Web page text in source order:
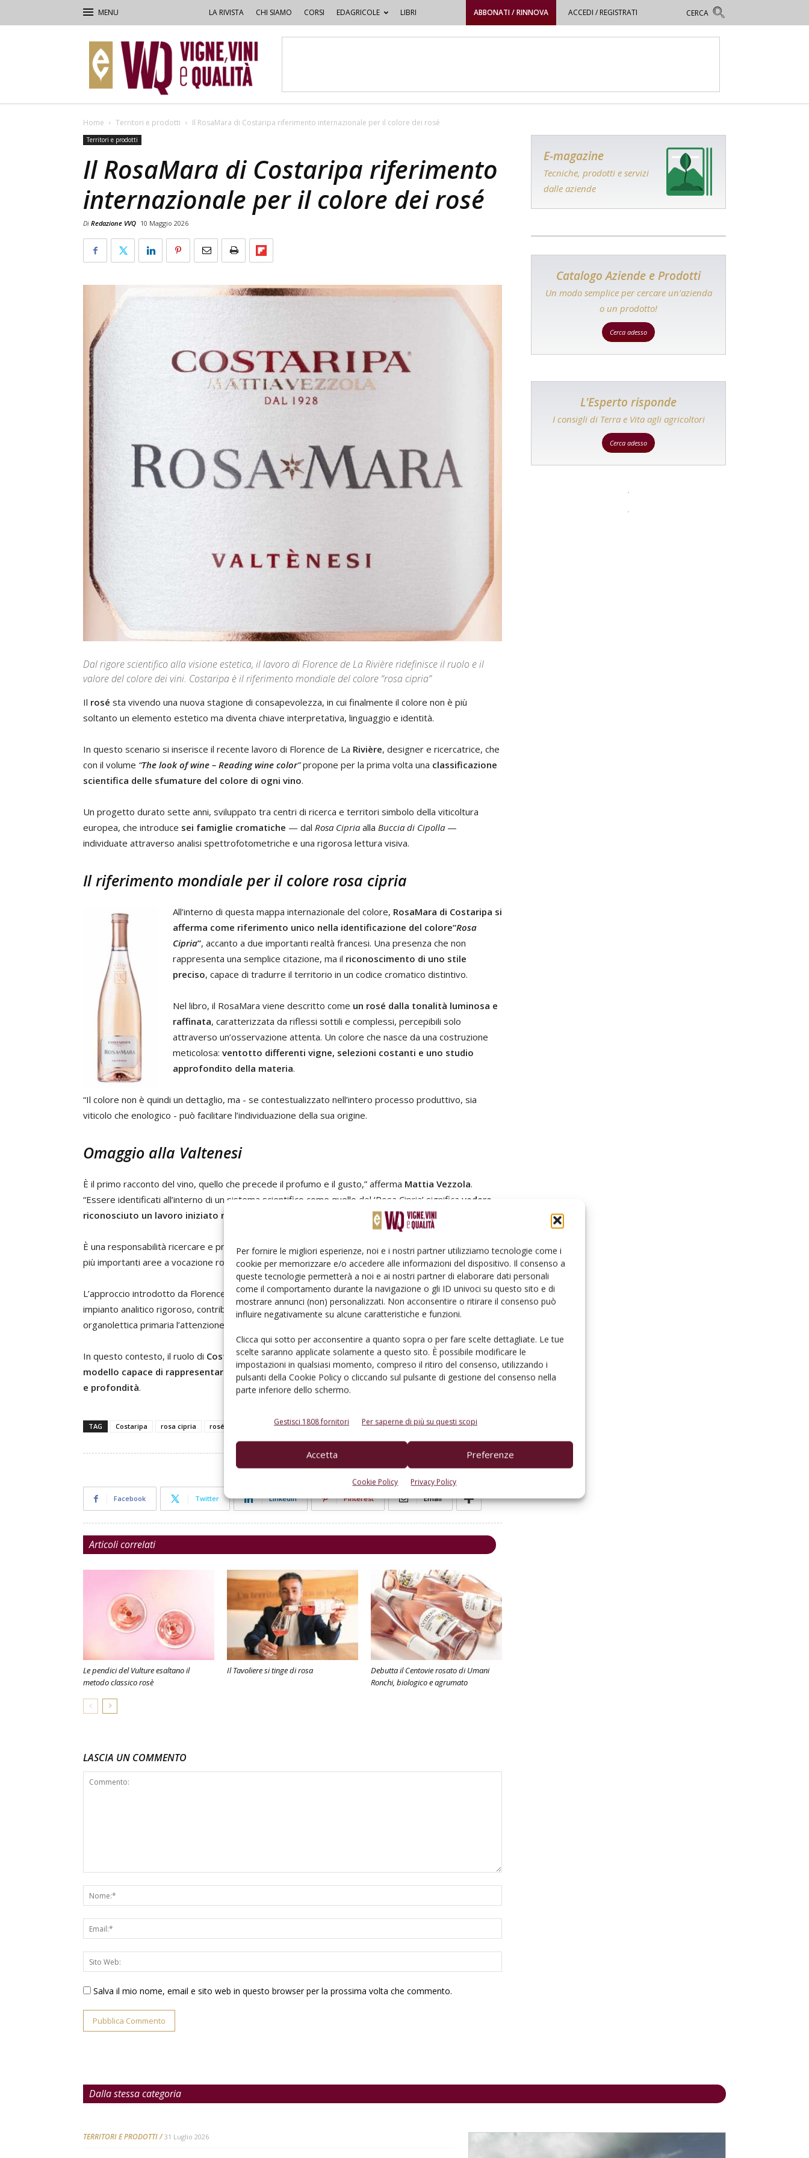
Per fornire le migliori esperienze, noi e i nostri partner utilizziamo tecnologie come i
cookie per memorizzare e/o accedere alle informazioni del dispositivo. Il consenso a
queste tecnologie permetterà a noi e ai nostri partner di elaborare dati personali
come il comportamento durante la navigazione o gli ID univoci su questo sito e di
mostrare annunci (non) personalizzati. Non acconsentire o ritirare il consenso può
influire negativamente su alcune caratteristiche e funzioni.
Clicca qui sotto per acconsentire a quanto sopra o per fare scelte dettagliate. Le tue
scelte saranno applicate solamente a questo sito. È possibile modificare le
impostazioni in qualsiasi momento, compreso il ritiro del consenso, utilizzando i
pulsanti della Cookie Policy o cliccando sul pulsante di gestione del consenso nella
parte inferiore dello schermo.
Gestisci 1808 fornitori Per saperne di più su questi scopi
Accetta Preferenze
Cookie Policy Privacy Policy
LA RIVISTA CHI SIAMO CORSI EDAGRICOLE LIBRI ABBONATI / RINNOVA ACCEDI / REGISTRATI
–
Vigne,
Vini
&
Home Territori e prodotti Il RosaMara di Costaripa riferimento internazionale per il colore dei rosé
Territori e prodotti
Il RosaMara di Costaripa riferimento
internazionale per il colore dei rosé
Di Redazione VVQ 10 Maggio 2026
Dal rigore scientifico alla visione estetica, il lavoro di Florence de La Rivière ridefinisce il ruolo e il
valore del colore dei vini. Costaripa è il riferimento mondiale del colore “rosa cipria”
Il rosé sta vivendo una nuova stagione di consapevolezza, in cui finalmente il colore non è più
soltanto un elemento estetico ma diventa chiave interpretativa, linguaggio e identità.
In questo scenario si inserisce il recente lavoro di Florence de La Rivière, designer e ricercatrice, che
con il volume “The look of wine – Reading wine color”propone per la prima volta una classificazione
scientifica delle sfumature del colore di ogni vino.
Un progetto durato sette anni, sviluppato tra centri di ricerca e territori simbolo della viticoltura
europea, che introduce sei famiglie cromatiche — dal Rosa Cipria alla Buccia di Cipolla —
individuate attraverso analisi spettrofotometriche e una rigorosa lettura visiva.
Il riferimento mondiale per il colore rosa cipria
All’interno di questa mappa internazionale del colore, RosaMara di Costaripa si
afferma come riferimento unico nella identificazione del colore“Rosa
Cipria”, accanto a due importanti realtà francesi. Una presenza che non
rappresenta una semplice citazione, ma il riconoscimento di uno stile
preciso, capace di tradurre il territorio in un codice cromatico distintivo.
Nel libro, il RosaMara viene descritto come un rosé dalla tonalità luminosa e
raffinata, caratterizzata da riflessi sottili e complessi, percepibili solo
attraverso un’osservazione attenta. Un colore che nasce da una costruzione
meticolosa: ventotto differenti vigne, selezioni costanti e uno studio
approfondito della materia.
“Il colore non è quindi un dettaglio, ma - se contestualizzato nell’intero processo produttivo, sia
viticolo che enologico - può facilitare l’individuazione della sua origine.
Omaggio alla Valtenesi
È il primo racconto del vino, quello che precede il profumo e il gusto,” afferma Mattia Vezzola.
“Essere identificati all’interno di un sistema scientifico come quello del ‘Rosa Cipria’ significa vedere
riconosciuto un lavoro iniziato nel 1928
, fatto di studio, precisione e rispetto del territorio.
È una responsabilità ricercare e proteggere l’identità storica del rosé dellaValtènesi, una delle due
più importanti aree a vocazione rosé nel mondo.
L’approccio introdotto da Florence de La Rivière, arricchito dalle immagini di Jérôme Beryon e da un
impianto analitico rigoroso, contribuisce a ridefinire i parametri di lettura del vino, unendo all’analisi
organolettica primaria l’attenzione su una dimensione visiva e culturale finalmente esplorata.
In questo contesto, il ruolo di Costaripaemerge con chiarezza: non solointerprete di uno stile, ma
modello capace di rappresentare nel mondo una visione del rosé che unisce eleganza, misura
e profondità.
TAG Costaripa rosa cipria rosé
Facebook Twitter Linkedin Pinterest Email
Articoli correlati
Le pendici del Vulture esaltano il
metodo classico rosè
Il Tavoliere si tinge di rosa
Debutta il Centovie rosato di Umani
Ronchi, biologico e agrumato
LASCIA UN COMMENTO
Salva il mio nome, email e sito web in questo browser per la prossima volta che commento.
E-magazine
Tecniche, prodotti e servizi
dalle aziende
Catalogo Aziende e Prodotti
Un modo semplice per cercare un'azienda
o un prodotto!
Cerca adesso
L'Esperto risponde
I consigli di Terra e Vita agli agricoltori
Cerca adesso
Dalla stessa categoria
TERRITORI E PRODOTTI 31 Luglio 2026